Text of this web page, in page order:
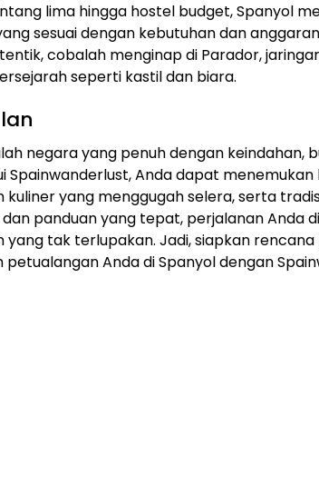
lima hingga hostel budget, Spanyol
sesuai dengan kebutuhan dan
cobalah menginap di Parador,
seperti kastil dan biara.
negara yang penuh dengan keindahan,
Spainwanderlust, Anda dapat
kuliner yang menggugah selera, serta
panduan yang tepat, perjalanan Anda
yang tak terlupakan. Jadi, siapkan
petualangan Anda di Spanyol dengan